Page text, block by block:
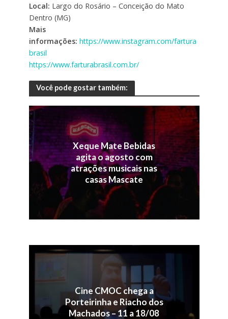
Local: Largo do Rosário – Conceição do Mato
Dentro (MG)
Mais
informações: https://www.instagram.com/fartura
brasil
https://www.farturabrasil.com.br/
Você pode gostar também:
Xeque Mate Bebidas
agita o agosto com
atrações musicais nas
casas Mascate
Cine CMOC chega a
Porteirinha e Riacho dos
Machados – 11 a 18/08